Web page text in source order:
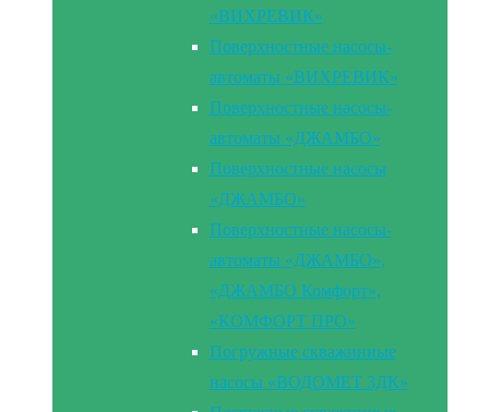
«ВИХРЕВИК»
Поверхностные насосы-
автоматы «ВИХРЕВИК»
Поверхностные насосы-
автоматы «ДЖАМБО»
Поверхностные насосы
«ДЖАМБО»
Поверхностные насосы-
автоматы «ДЖАМБО»,
«ДЖАМБО Комфорт»,
«КОМФОРТ ПРО»
Погружные скважинные
насосы «ВОДОМЕТ 3ДК»